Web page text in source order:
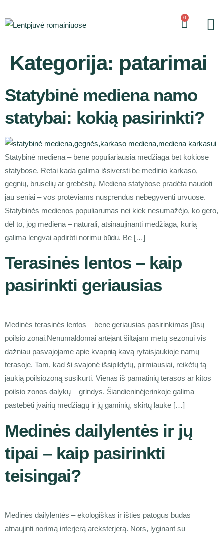
0
Kategorija: patarimai
Statybinė mediena namo
statybai: kokią pasirinkti?
Statybinė mediena – bene populiariausia medžiaga bet kokiose
statybose. Retai kada galima išsiversti be medinio karkaso,
gegnių, bruselių ar grebėstų. Mediena statybose pradėta naudoti
jau seniai – vos protėviams nusprendus nebegyventi urvuose.
Statybinės medienos populiarumas nei kiek nesumažėjo, ko gero,
dėl to, jog mediena – natūrali, atsinaujinanti medžiaga, kurią
galima lengvai apdirbti norimu būdu. Be […]
Terasinės lentos – kaip
pasirinkti geriausias
Medinės terasinės lentos – bene geriausias pasirinkimas jūsų
poilsio zonai.Nenumaldomai artėjant šiltajam metų sezonui vis
dažniau pasvajojame apie kvapnią kavą rytaisjaukioje namų
terasoje. Tam, kad ši svajonė išsipildytų, pirmiausiai, reikėtų tą
jaukią poilsiozoną susikurti. Vienas iš pamatinių terasos ar kitos
poilsio zonos dalykų – grindys. Šiandieninėjerinkoje galima
pastebėti įvairių medžiagų ir jų gaminių, skirtų lauke […]
Medinės dailylentės ir jų
tipai – kaip pasirinkti
teisingai?
Medinės dailylentės – ekologiškas ir išties patogus būdas
atnaujinti norimą interjerą areksterjerą. Nors, lyginant su